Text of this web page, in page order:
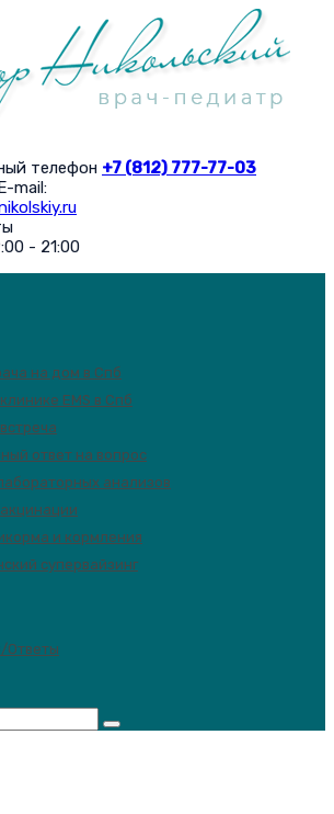
телефон +7 (812) 777-77-03
mail:
- 21:00
на дом в Спб
EMS в Спб
ответ на вопрос
анализов
и кормления
супервайзинг
Ответы